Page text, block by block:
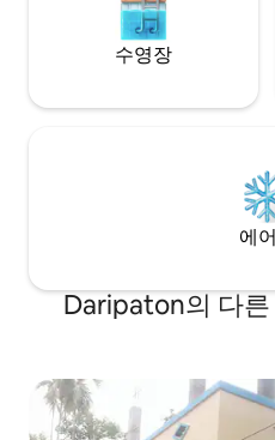
수영장
에
Daripaton의 다